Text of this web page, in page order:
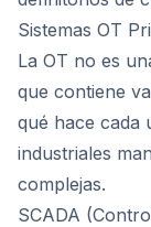
Sistemas OT
La OT no es
que contiene
qué hace cada
industriales
complejas.
SCADA